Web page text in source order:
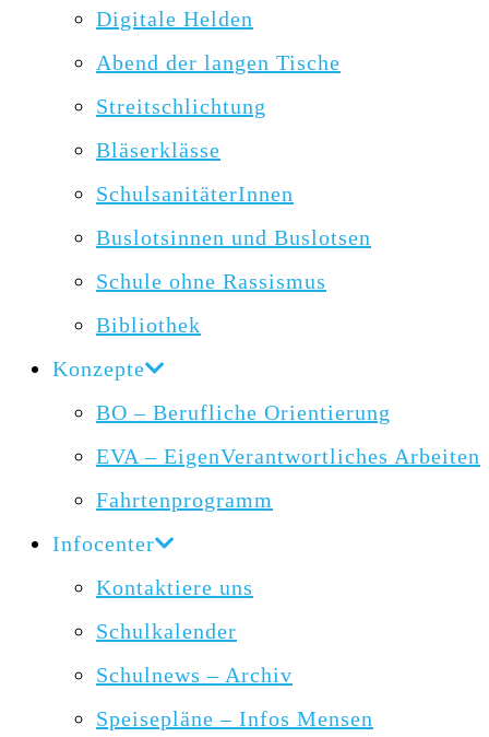
Digitale Helden
Abend der langen Tische
Streitschlichtung
Bläserklässe
SchulsanitäterInnen
Buslotsinnen und Buslotsen
Schule ohne Rassismus
Bibliothek
Konzepte
BO – Berufliche Orientierung
EVA – EigenVerantwortliches Arbeiten
Fahrtenprogramm
Infocenter
Kontaktiere uns
Schulkalender
Schulnews – Archiv
Speisepläne – Infos Mensen